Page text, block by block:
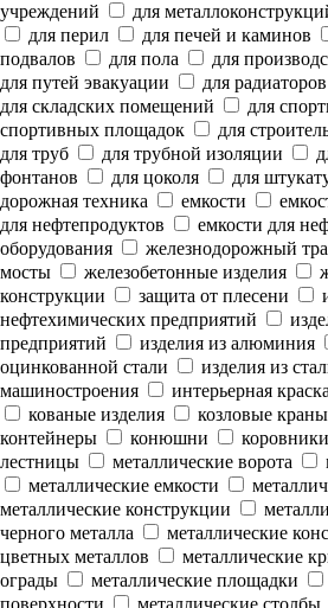
учреждений
для
для перил
для печей и каминов
подвалов
для пола
для
для путей эвакуации
для радиаторов
для складских помещений
для
спортивных площадок
для
для труб
для трубной изоляции
фонтанов
для цоколя для
дорожная техника
емкости
для нефтепродуктов
емкости для
оборудования
железнодорожный
мосты
железобетонные изделия
конструкции
защита от плесени
нефтехимических предприятий
предприятий
изделия из алюминия
оцинкованной стали
изделия из
машиностроения
интерьерная краска
кованые изделия
козловые краны
контейнеры
конюшни коровники
лестницы
металлические ворота
металлические емкости
металлические конструкции
черного металла
металлические
цветных металлов
металлические
ограды
металлические площадки
поверхности
металлические столбы